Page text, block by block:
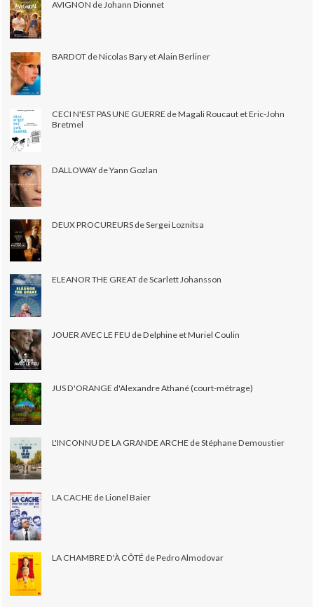
AVIGNON de Johann Dionnet
BARDOT de Nicolas Bary et Alain Berliner
CECI N'EST PAS UNE GUERRE de Magali Roucaut et Eric-John
Bretmel
DALLOWAY de Yann Gozlan
DEUX PROCUREURS de Sergei Loznitsa
ELEANOR THE GREAT de Scarlett Johansson
JOUER AVEC LE FEU de Delphine et Muriel Coulin
JUS D'ORANGE d'Alexandre Athané (court-métrage)
L'INCONNU DE LA GRANDE ARCHE de Stéphane Demoustier
LA CACHE de Lionel Baier
LA CHAMBRE D'À CÔTÉ de Pedro Almodovar